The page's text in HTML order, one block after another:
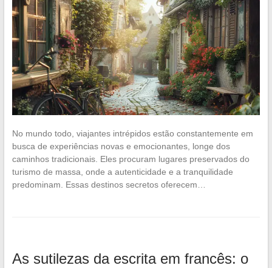
No mundo todo, viajantes intrépidos estão constantemente em
busca de experiências novas e emocionantes, longe dos
caminhos tradicionais. Eles procuram lugares preservados do
turismo de massa, onde a autenticidade e a tranquilidade
predominam. Essas destinos secretos oferecem…
As sutilezas da escrita em francês: o